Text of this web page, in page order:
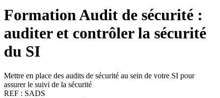
FormationAudit de sécurité :
auditer et contrôler la sécurité
du SI
Mettre en place des audits de sécurité au sein de votre SI pour
assurer le suivi de la sécurité
REF : SADS